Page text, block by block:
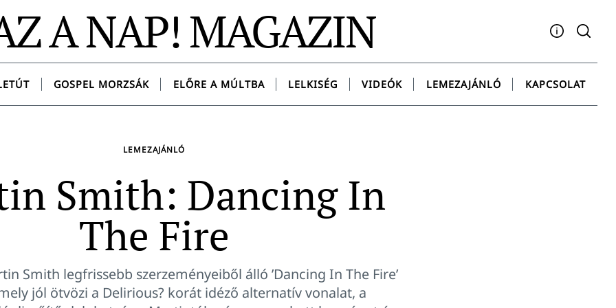
A NAP! MAGAZIN
Facebook
YouTubeInstagram
TwitterSpotify
GOSPEL MORZSÁK ELŐRE A MÚLTBA LELKISÉG VIDEÓK LEMEZAJÁNLÓ KAPCSOLAT
LEMEZAJÁNLÓ
Smith: Dancing In
The Fire
Smith legfrissebb szerzeményeiből álló ’Dancing In The Fire’
jól ötvözi a Delirious? korát idéző alternatív vonalat, a